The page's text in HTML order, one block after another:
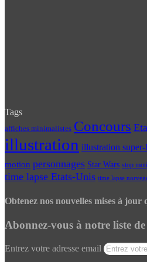
Tags
affiches minimalistes Concours
illustration illustration super-
motion personnages Star Wars stop
time lapse Etats-Unis time lapse
Obtenez nos nouvelles mises à jour
Abonnez-vous à notre liste
Entrez votre adresse email